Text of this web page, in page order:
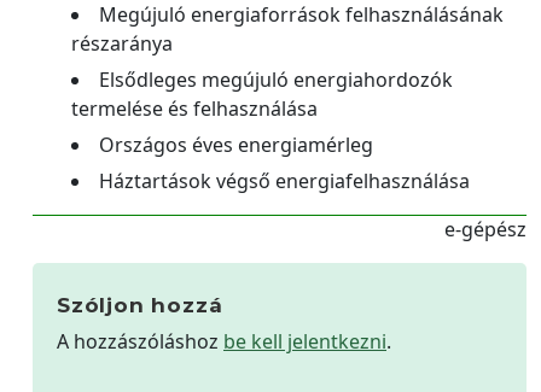
Megújuló energiaforrások felhasználásának
részaránya
Elsődleges megújuló energiahordozók
termelése és felhasználása
Országos éves energiamérleg
Háztartások végső energiafelhasználása
e-gépész
Szóljon hozzá
A hozzászóláshoz be kell jelentkezni.